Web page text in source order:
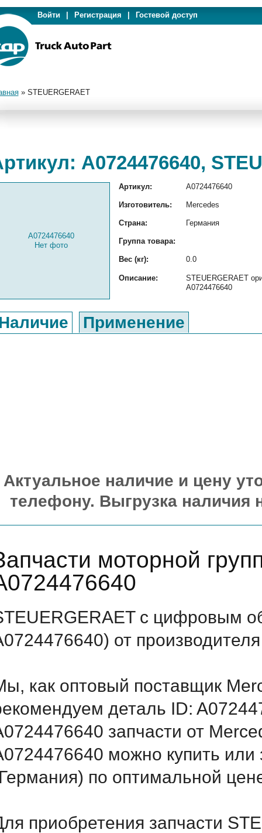
Войти Регистрация Гостевой доступ
» STEUERGERAET
A0724476640,
A0724476640
Нет фото
Артикул: A0724476640
Изготовитель: Mercedes
Страна: Германия
Группа товара:
Вес (кг): 0.0
Описание:
STEUERGERAET
A0724476640
Применение
Актуальное наличие и цену
телефону. Выгрузка наличия
моторной
с цифровым
от
как оптовый поставщик
деталь ID:
запчасти от
можно купить или
по оптимальной
приобретения запчасти